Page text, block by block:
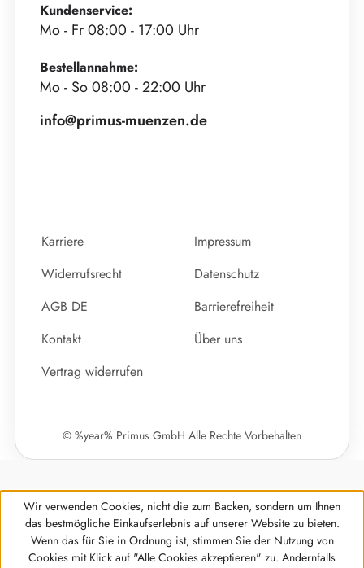
Kundenservice:
Mo - Fr 08:00 - 17:00 Uhr
Bestellannahme:
Mo - So 08:00 - 22:00 Uhr
info@primus-muenzen.de
Karriere
Impressum
Widerrufsrecht
Datenschutz
AGB DE
Barrierefreiheit
Kontakt
Über uns
Vertrag widerrufen
© %year% Primus GmbH Alle Rechte Vorbehalten
Wir verwenden Cookies, nicht die zum Backen, sondern um Ihnen
das bestmögliche Einkaufserlebnis auf unserer Website zu bieten.
Wenn das für Sie in Ordnung ist, stimmen Sie der Nutzung von
Cookies mit Klick auf "Alle Cookies akzeptieren" zu. Andernfalls